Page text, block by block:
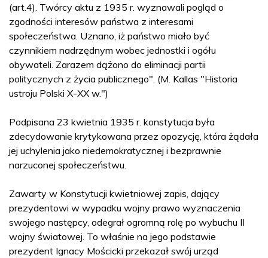
(art.4). Twórcy aktu z 1935 r. wyznawali pogląd o
zgodności interesów państwa z interesami
społeczeństwa. Uznano, iż państwo miało być
czynnikiem nadrzędnym wobec jednostki i ogółu
obywateli. Zarazem dążono do eliminacji partii
politycznych z życia publicznego". (M. Kallas "Historia
ustroju Polski X-XX w.")
Podpisana 23 kwietnia 1935 r. konstytucja była
zdecydowanie krytykowana przez opozycję, która żądała
jej uchylenia jako niedemokratycznej i bezprawnie
narzuconej społeczeństwu.
Zawarty w Konstytucji kwietniowej zapis, dający
prezydentowi w wypadku wojny prawo wyznaczenia
swojego następcy, odegrał ogromną rolę po wybuchu II
wojny światowej. To właśnie na jego podstawie
prezydent Ignacy Mościcki przekazał swój urząd